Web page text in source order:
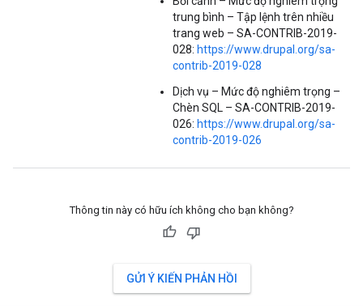
trung bình – Tập lệnh trên nhiều
trang web – SA-CONTRIB-2019-
028: https://www.drupal.org/sa-
contrib-2019-028
Dịch vụ – Mức độ nghiêm trọng –
Chèn SQL – SA-CONTRIB-2019-
026: https://www.drupal.org/sa-
contrib-2019-026
Thông tin này có hữu ích không cho bạn không?
GỬI Ý KIẾN PHẢN HỒI